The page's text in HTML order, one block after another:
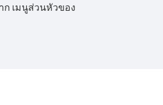
ก เมนูส่วนหัวของ